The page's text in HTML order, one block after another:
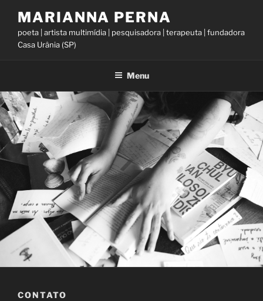
content
MARIANNA PERNA
poeta | artista multimídia | pesquisadora | terapeuta | fundadora
Casa Urânia (SP)
Menu
CONTATO